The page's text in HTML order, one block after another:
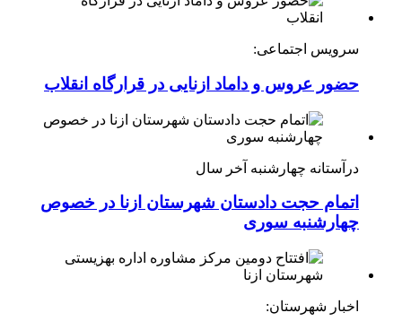
سرویس اجتماعی:
حضور عروس و داماد ازنایی در قرارگاه انقلاب
درآستانه چهارشنبه آخر سال
اتمام حجت دادستان شهرستان ازنا در خصوص
چهارشنبه ‌سوری
اخبار شهرستان: